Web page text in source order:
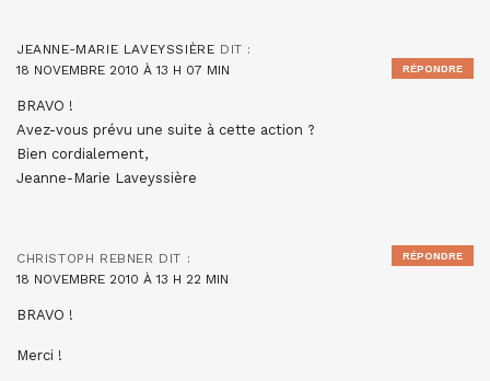
JEANNE-MARIE LAVEYSSIÈRE DIT :
18 NOVEMBRE 2010 À 13 H 07 MIN
BRAVO !
Avez-vous prévu une suite à cette action ?
Bien cordialement,
Jeanne-Marie Laveyssière
RÉPONDRE
CHRISTOPH REBNER DIT :
18 NOVEMBRE 2010 À 13 H 22 MIN
BRAVO !
Merci !
RÉPONDRE